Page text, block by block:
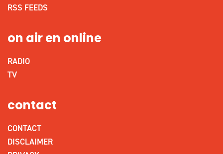
RSS FEEDS
on air en online
RADIO
TV
contact
CONTACT
DISCLAIMER